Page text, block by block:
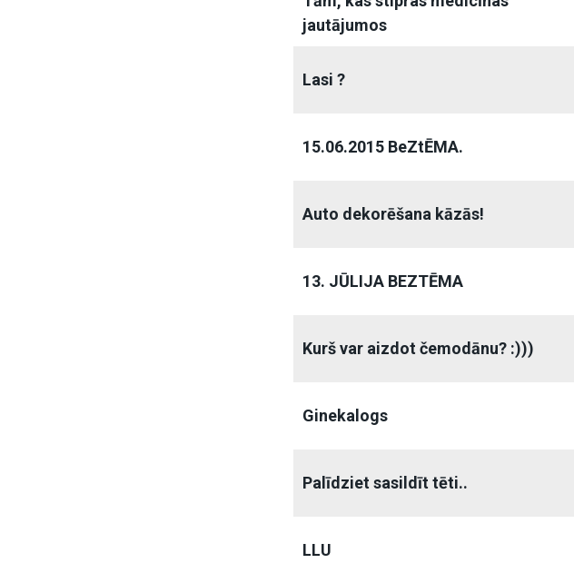
jautājumos
Lasi ?
15.06.2015 BeZtĒMA.
Auto dekorēšana kāzās!
13. JŪLIJA BEZTĒMA
Kurš var aizdot čemodānu? :)))
Ginekalogs
Palīdziet sasildīt tēti..
LLU